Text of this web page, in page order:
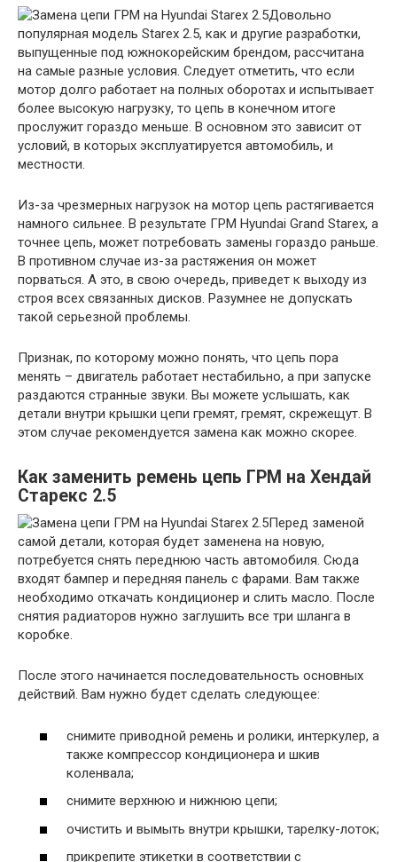
Довольно
популярная модель Starex 2.5, как и другие разработки,
выпущенные под южнокорейским брендом, рассчитана
на самые разные условия. Следует отметить, что если
мотор долго работает на полных оборотах и ​​испытывает
более высокую нагрузку, то цепь в конечном итоге
прослужит гораздо меньше. В основном это зависит от
условий, в которых эксплуатируется автомобиль, и
местности.
Из-за чрезмерных нагрузок на мотор цепь растягивается
намного сильнее. В результате ГРМ Hyundai Grand Starex, а
точнее цепь, может потребовать замены гораздо раньше.
В противном случае из-за растяжения он может
порваться. А это, в свою очередь, приведет к выходу из
строя всех связанных дисков. Разумнее не допускать
такой серьезной проблемы.
Признак, по которому можно понять, что цепь пора
менять – двигатель работает нестабильно, а при запуске
раздаются странные звуки. Вы можете услышать, как
детали внутри крышки цепи гремят, гремят, скрежещут. В
этом случае рекомендуется замена как можно скорее.
Как заменить ремень цепь ГРМ на Хендай
Старекс 2.5
Перед заменой
самой детали, которая будет заменена на новую,
потребуется снять переднюю часть автомобиля. Сюда
входят бампер и передняя панель с фарами. Вам также
необходимо откачать кондиционер и слить масло. После
снятия радиаторов нужно заглушить все три шланга в
коробке.
После этого начинается последовательность основных
действий. Вам нужно будет сделать следующее:
снимите приводной ремень и ролики, интеркулер, а
также компрессор кондиционера и шкив
коленвала;
снимите верхнюю и нижнюю цепи;
очистить и вымыть внутри крышки, тарелку-лоток;
прикрепите этикетки в соответствии с